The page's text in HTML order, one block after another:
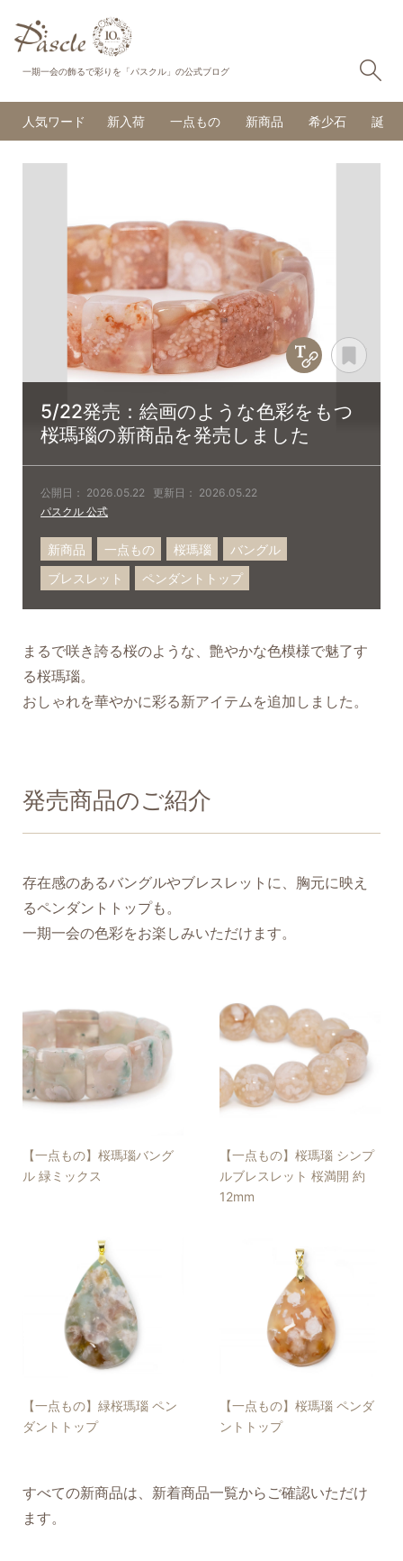
一期一会の飾るで彩りを「パスクル」の公式ブログ
人気ワード 新入荷 一点もの 新商品 希少石 誕生
5/22発売：絵画のような色彩をもつ
桜瑪瑙の新商品を発売しました
公開日： 2026.05.22 更新日： 2026.05.22
パスクル 公式
Copy Title &
新商品 一点もの 桜瑪瑙
バングル
ブレスレット
ペンダントトップ
まるで咲き誇る桜のような、艶やかな色模様で魅了す
る桜瑪瑙。
おしゃれを華やかに彩る新アイテムを追加しました。
発売商品のご紹介
存在感のあるバングルやブレスレットに、胸元に映え
るペンダントトップも。
一期一会の色彩をお楽しみいただけます。
【一点もの】桜瑪瑙バング
ル 緑ミックス
【一点もの】桜瑪瑙 シンプ
ルブレスレット 桜満開 約
12mm
【一点もの】緑桜瑪瑙 ペン
ダントトップ
【一点もの】桜瑪瑙 ペンダ
ントトップ
すべての新商品は、新着商品一覧からご確認いただけ
ます。